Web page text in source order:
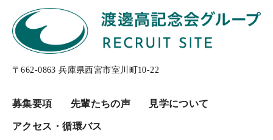
〒662-0863 兵庫県西宮市室川町10-22
募集要項 先輩たちの声 見学について
アクセス・循環バス